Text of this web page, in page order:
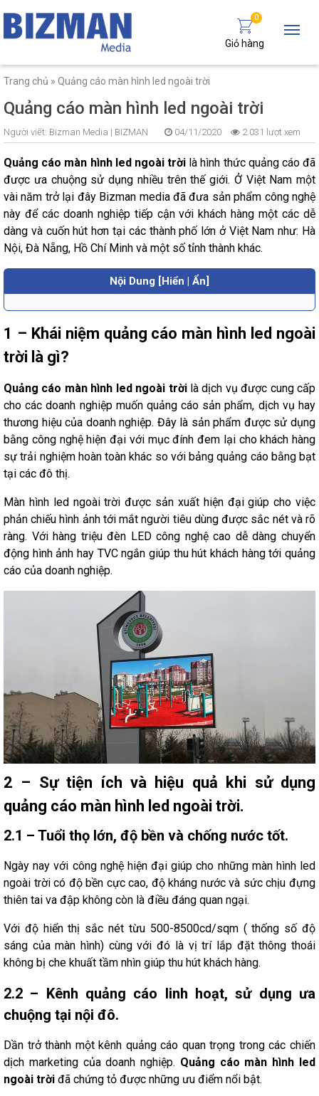
0
Giỏ hàng
Trang chủ » Quảng cáo màn hình led ngoài trời
Quảng cáo màn hình led ngoài trời
Người viết: Bizman Media | BIZMAN 04/11/2020 2.031 lượt xem
Quảng cáo màn hình led ngoài trời là hình thức quảng cáo đã
được ưa chuộng sử dụng nhiều trên thế giới. Ở Việt Nam một
vài năm trở lại đây Bizman media đã đưa sản phẩm công nghệ
này để các doanh nghiệp tiếp cận với khách hàng một các dễ
dàng và cuốn hút hơn tại các thành phố lớn ở Việt Nam như: Hà
Nội, Đà Nẵng, Hồ Chí Minh và một số tỉnh thành khác.
Nội Dung [Hiển | Ẩn]
1 – Khái niệm quảng cáo màn hình led ngoài
trời là gì?
Quảng cáo màn hình led ngoài trờilà dịch vụ được cung cấp
cho các doanh nghiệp muốn quảng cáo sản phẩm, dịch vụ hay
thương hiệu của doanh nghiệp. Đây là sản phẩm được sử dụng
bằng công nghệ hiện đại với mục đính đem lại cho khách hàng
sự trải nghiệm hoàn toàn khác so với bảng quảng cáo bằng bạt
tại các đô thị.
Màn hình led ngoài trời được sản xuất hiện đại giúp cho việc
phản chiếu hình ảnh tới mắt người tiêu dùng được sắc nét và rõ
ràng. Với hàng triệu đèn LED công nghệ cao dễ dàng chuyển
động hình ảnh hay TVC ngắn giúp thu hút khách hàng tới quảng
cáo của doanh nghiệp.
2 – Sự tiện ích và hiệu quả khi sử dụng
quảng cáo màn hình led ngoài trời.
2.1 – Tuổi thọ lớn, độ bền và chống nước tốt.
Ngày nay với công nghệ hiện đại giúp cho những màn hình led
ngoài trời có độ bền cực cao, độ kháng nước và sức chịu đựng
thiên tai va đập không còn là điều đáng quan ngại.
Với độ hiển thị sắc nét từu 500-8500cd/sqm ( thống số độ
sáng của màn hình) cùng với đó là vị trí lắp đặt thông thoái
không bị che khuất tầm nhìn giúp thu hút khách hàng.
2.2 – Kênh quảng cáo linh hoạt, sử dụng ưa
chuộng tại nội đô.
Dần trở thành một kênh quảng cáo quan trọng trong các chiến
dịch marketing của doanh nghiệp. Quảng cáo màn hình led
ngoài trời đã chứng tỏ được những ưu điểm nổi bật.